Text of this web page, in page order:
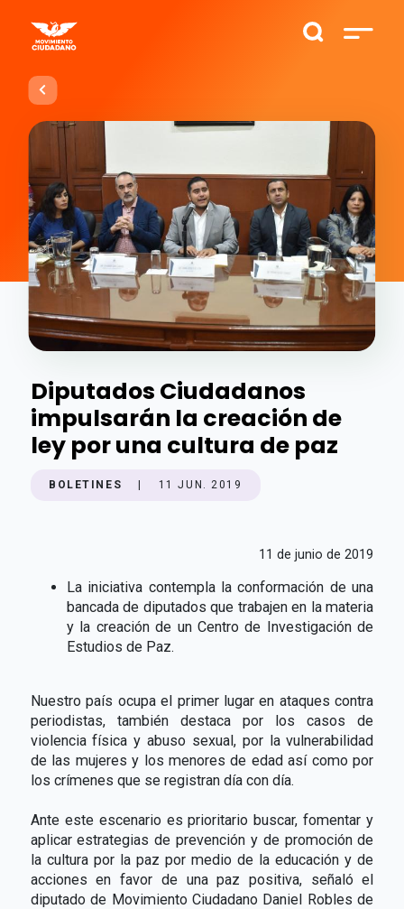
Diputados Ciudadanos
impulsarán la creación de
ley por una cultura de paz
BOLETINES 11 JUN. 2019
11 de junio de 2019
La iniciativa contempla la conformación de una
bancada de diputados que trabajen en la materia
y la creación de un Centro de Investigación de
Estudios de Paz.
Nuestro país ocupa el primer lugar en ataques contra
periodistas, también destaca por los casos de
violencia física y abuso sexual, por la vulnerabilidad
de las mujeres y los menores de edad así como por
los crímenes que se registran día con día.
Ante este escenario es prioritario buscar, fomentar y
aplicar estrategias de prevención y de promoción de
la cultura por la paz por medio de la educación y de
acciones en favor de una paz positiva, señaló el
diputado de Movimiento Ciudadano Daniel Robles de